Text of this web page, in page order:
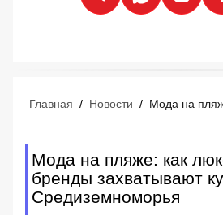
Главная / Новости /
Мода на пляже: как
бренды захватывают
Средиземноморья